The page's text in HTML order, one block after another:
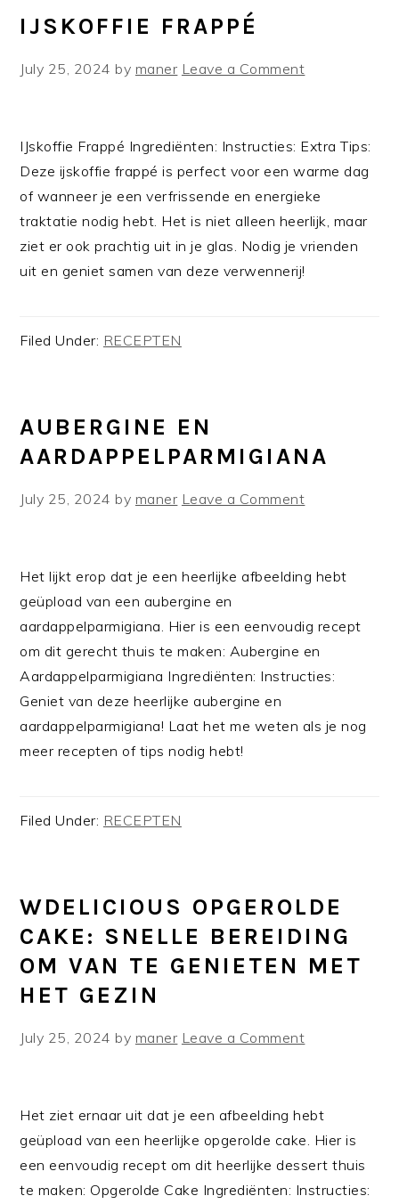
IJSKOFFIE FRAPPÉ
July 25, 2024 by maner Leave a Comment
IJskoffie Frappé Ingrediënten: Instructies: Extra Tips:
Deze ijskoffie frappé is perfect voor een warme dag
of wanneer je een verfrissende en energieke
traktatie nodig hebt. Het is niet alleen heerlijk, maar
ziet er ook prachtig uit in je glas. Nodig je vrienden
uit en geniet samen van deze verwennerij!
Filed Under: RECEPTEN
AUBERGINE EN
AARDAPPELPARMIGIANA
July 25, 2024 by maner Leave a Comment
Het lijkt erop dat je een heerlijke afbeelding hebt
geüpload van een aubergine en
aardappelparmigiana. Hier is een eenvoudig recept
om dit gerecht thuis te maken: Aubergine en
Aardappelparmigiana Ingrediënten: Instructies:
Geniet van deze heerlijke aubergine en
aardappelparmigiana! Laat het me weten als je nog
meer recepten of tips nodig hebt!
Filed Under: RECEPTEN
WDELICIOUS OPGEROLDE
CAKE: SNELLE BEREIDING
OM VAN TE GENIETEN MET
HET GEZIN
July 25, 2024 by maner Leave a Comment
Het ziet ernaar uit dat je een afbeelding hebt
geüpload van een heerlijke opgerolde cake. Hier is
een eenvoudig recept om dit heerlijke dessert thuis
te maken: Opgerolde Cake Ingrediënten: Instructies: